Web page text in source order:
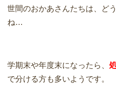
世間のおかあさんたちは、ど
ね…
学期末や年度末になったら、
で分ける方も多いようです。